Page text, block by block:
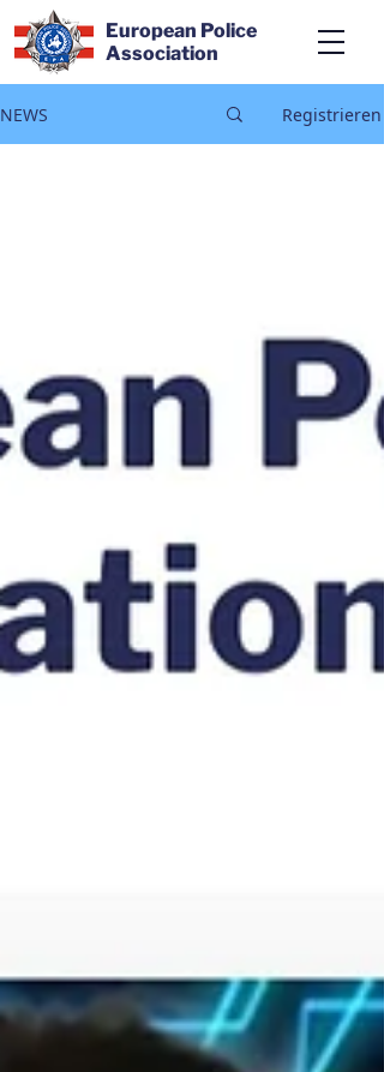
European Police
Association
NEWS Registrieren